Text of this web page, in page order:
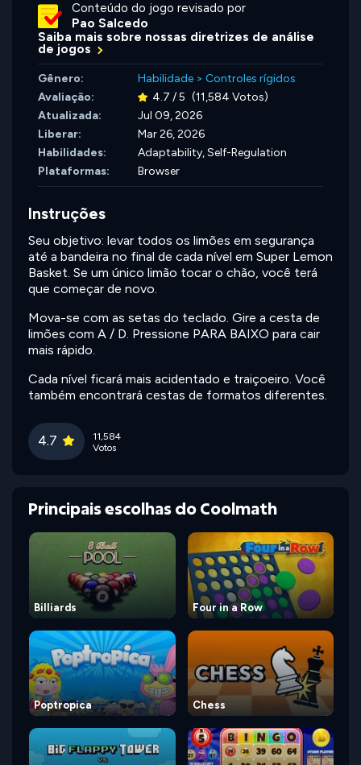
Conteúdo do jogo revisado por
Pao Salcedo
Saiba mais sobre nossas diretrizes de análise
de jogos
Gênero: Habilidade > Controles rígidos
Avaliação:
4.7 / 5 (11,584 Votos)
Atualizada:
Jul 09, 2026
Liberar:
Mar 26, 2026
Habilidades:
Adaptability,Self-Regulation
Plataformas:
Browser
Instruções
Seu objetivo: levar todos os limões em segurança
até a bandeira no final de cada nível em Super Lemon
Basket. Se um único limão tocar o chão, você terá
que começar de novo.
Mova-se com as setas do teclado. Gire a cesta de
limões com A / D. Pressione PARA BAIXO para cair
mais rápido.
Cada nível ficará mais acidentado e traiçoeiro. Você
também encontrará cestas de formatos diferentes.
4.7
11,584
Votos
Principais escolhas do Coolmath
Billiards Four in a Row
Poptropica Chess